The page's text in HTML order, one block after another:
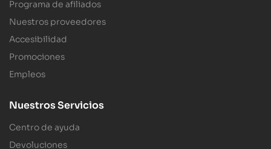
Programa de afiliados
Nuestros proveedores
Accesibilidad
Promociones
Empleos
Nuestros Servicios
Centro de ayuda
Devoluciones